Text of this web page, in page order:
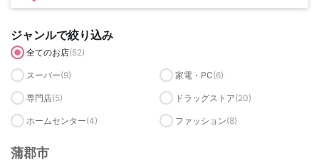
ジャンルで絞り込み
全てのお店(52)
スーパー(9) 家電・PC(6)
専門店(5) ドラッグストア(20)
ホームセンター(4) ファッション(8)
蒲郡市